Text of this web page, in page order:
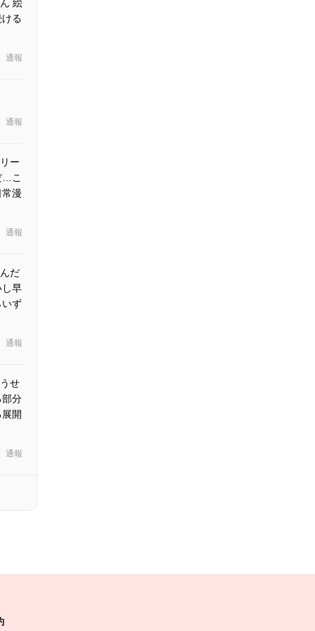
絵
る
通報
通報
ー
…こ
漫
通報
だ
し早
いず
通報
せ
部分
開
通報